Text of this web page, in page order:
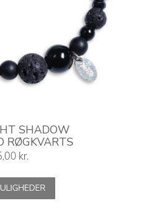
SHADOW
RØGKVARTS
kr.
Dette
har